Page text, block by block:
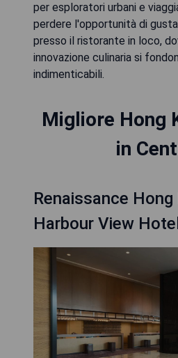
per esploratori urbani e
perdere l'opportunità di
presso il ristorante in loco,
innovazione culinaria si
indimenticabili.
Migliore Hong
in
Renaissance Hong
Harbour View Hotel